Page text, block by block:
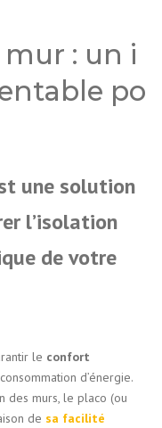
mur : un i
po
une solution
l’isolation
de votre
le confort
d’énergie.
des murs, le placo (ou
de sa facilité